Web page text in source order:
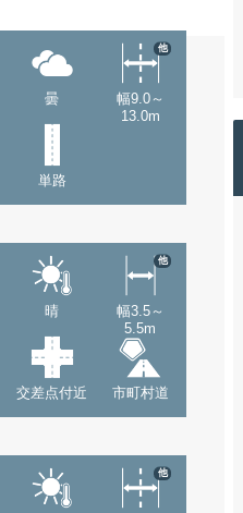
曇
幅9.0～
13.0m
他
単路
晴
幅3.5～
5.5m
他
交差点付近 市町村道
他